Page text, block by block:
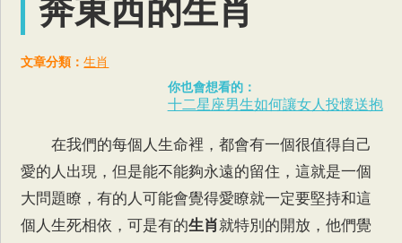
奔東西的生肖
文章分類：生肖
你也會想看的：
十二星座男生如何讓女人投懷送抱
在我們的每個人生命裡，都會有一個很值得自己
愛的人出現，但是能不能夠永遠的留住，這就是一個
大問題瞭，有的人可能會覺得愛瞭就一定要堅持和這
個人生死相依，可是有的生肖就特別的開放，他們覺